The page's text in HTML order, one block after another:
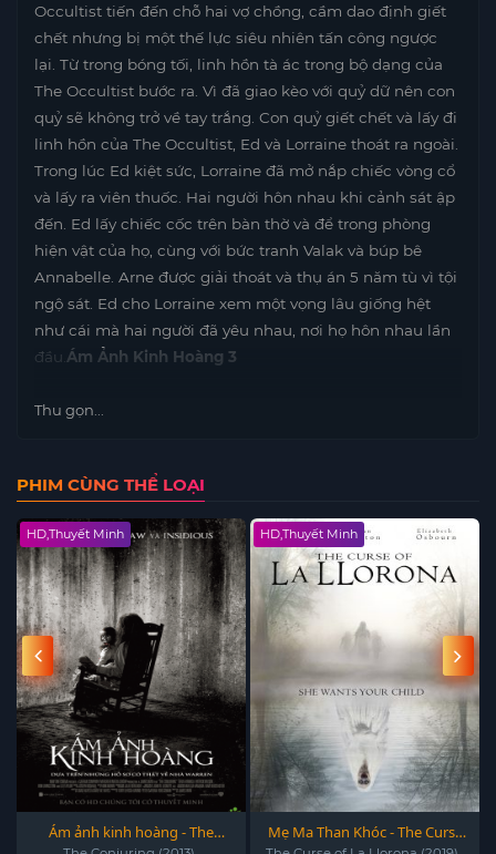
Occultist tiến đến chỗ hai vợ chồng, cầm dao định giết
chết nhưng bị một thế lực siêu nhiên tấn công ngược
lại. Từ trong bóng tối, linh hồn tà ác trong bộ dạng của
The Occultist bước ra. Vì đã giao kèo với quỷ dữ nên con
quỷ sẽ không trở về tay trắng. Con quỷ giết chết và lấy đi
linh hồn của The Occultist, Ed và Lorraine thoát ra ngoài.
Trong lúc Ed kiệt sức, Lorraine đã mở nắp chiếc vòng cổ
và lấy ra viên thuốc. Hai người hôn nhau khi cảnh sát ập
đến. Ed lấy chiếc cốc trên bàn thờ và để trong phòng
hiện vật của họ, cùng với bức tranh Valak và búp bê
Annabelle. Arne được giải thoát và thụ án 5 năm tù vì tội
ngộ sát. Ed cho Lorraine xem một vọng lâu giống hệt
như cái mà hai người đã yêu nhau, nơi họ hôn nhau lần
đầu. Ám Ảnh Kinh Hoàng 3
Thu gọn...
PHIM CÙNG THỂ LOẠI
HD,Thuyết Minh
Ám ảnh kinh hoàng - The
HD,Thuyết Minh
Mẹ Ma Than Khóc - The Curse